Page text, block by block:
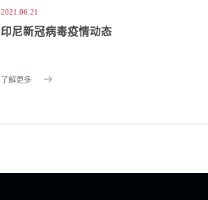
2021.06.21
印尼新冠病毒疫情动态
了解更多